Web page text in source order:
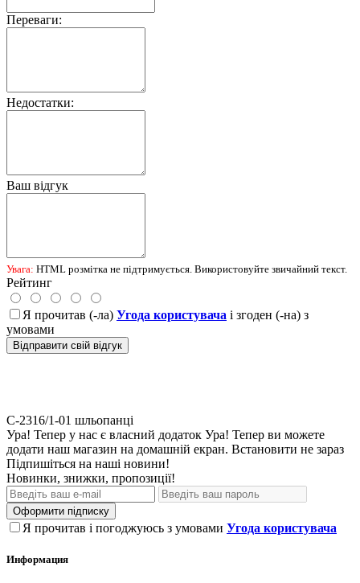
Переваги:
Недостатки:
Ваш відгук
Увага: HTML розмітка не підтримується. Використовуйте звичайний текст.
Рейтинг
Я прочитав (-ла) Угода користувача і згоден (-на) з
умовами
Відправити свій відгук
С-2316/1-01 шльопанці
Ура! Тепер у нас є власний додаток Ура! Тепер ви можете
додати наш магазин на домашній екран. Встановити не зараз
Підпишіться на наші новини!
Новинки, знижки, пропозиції!
Оформити підписку
Я прочитав і погоджуюсь з умовами Угода користувача
Информация